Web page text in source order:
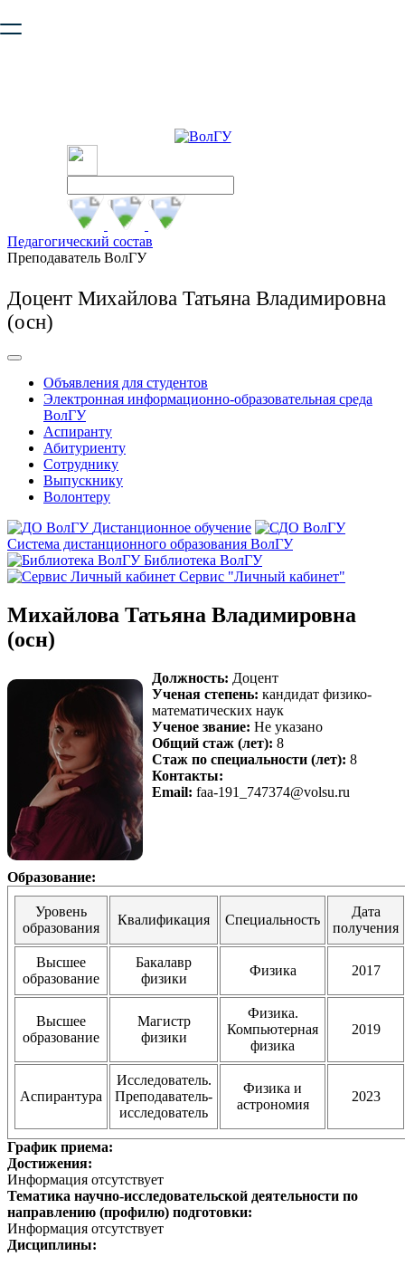
безопасную работу с сайтом. Пожалуйста
Педагогический состав
Преподаватель ВолГУ
Доцент Михайлова Татьяна Владимировна
(осн)
Объявления для студентов
Электронная информационно-образовательная среда
ВолГУ
Аспиранту
Абитуриенту
Сотруднику
Выпускнику
Волонтеру
Дистанционное обучение
Система дистанционного образования ВолГУ
Библиотека ВолГУ
Сервис "Личный кабинет"
Михайлова Татьяна Владимировна
(осн)
Должность: Доцент
Ученая степень: кандидат физико-
математических наук
Ученое звание: Не указано
Общий стаж (лет): 8
Стаж по специальности (лет): 8
Контакты:
Email: faa-191_747374@volsu.ru
Образование:
Уровень
образования
Квалификация Специальность
Дата
получения
Высшее
образование
Бакалавр
физики
Физика 2017
Высшее
образование
Магистр
физики
Физика.
Компьютерная
физика
2019
Аспирантура
Исследователь.
Преподаватель-
исследователь
Физика и
астрономия
2023
График приема:
Достижения:
Информация отсутствует
Тематика научно-исследовательской деятельности по
направлению (профилю) подготовки:
Информация отсутствует
Дисциплины: